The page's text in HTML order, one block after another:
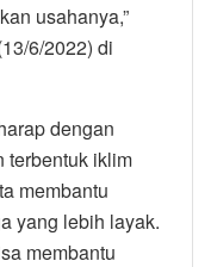
usahanya,”
6/2022) di
dengan
terbentuk iklim
membantu
yang lebih layak.
membantu